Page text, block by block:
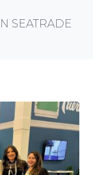
SEATRADE